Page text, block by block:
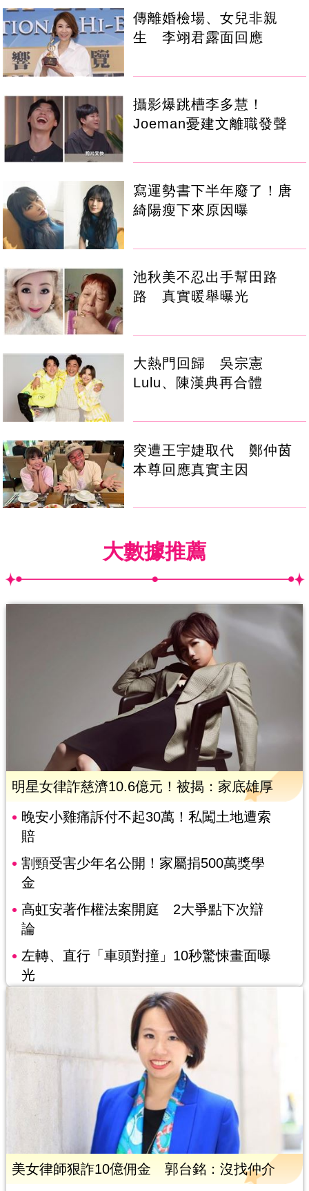
傳離婚檢場、女兒非親
生 李翊君露面回應
攝影爆跳槽李多慧！
Joeman憂建文離職發聲
寫運勢書下半年廢了！唐
綺陽瘦下來原因曝
池秋美不忍出手幫田路
路 真實暖舉曝光
大熱門回歸 吳宗憲
Lulu、陳漢典再合體
突遭王宇婕取代 鄭仲茵
本尊回應真實主因
大數據推薦
明星女律詐慈濟10.6億元！被揭：家底雄厚
晚安小雞痛訴付不起30萬！私闖土地遭索
賠
割頸受害少年名公開！家屬捐500萬獎學
金
高虹安著作權法案開庭 2大爭點下次辯
論
左轉、直行「車頭對撞」10秒驚悚畫面曝
光
美女律師狠詐10億佣金 郭台銘：沒找仲介